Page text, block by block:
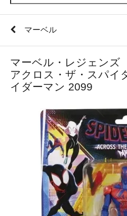
マーベル
マーベル・レジェン
アクロス・ザ・スパ
イダーマン 2099